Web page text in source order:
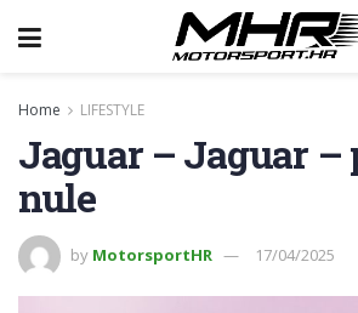
Home LIFESTYLE
Jaguar – Jaguar –
nule
by MotorsportHR 17/04/2025